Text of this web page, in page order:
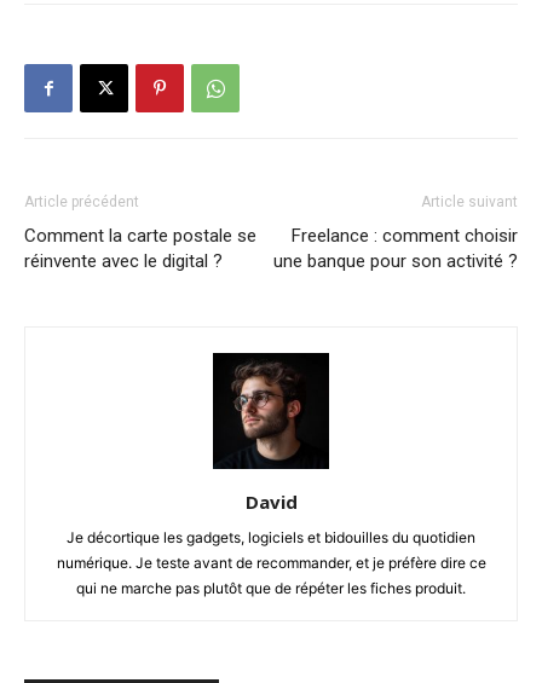
Article précédent
Comment la carte postale se
réinvente avec le digital ?
Article suivant
Freelance : comment choisir
une banque pour son activité ?
David
Je décortique les gadgets, logiciels et bidouilles du quotidien
numérique. Je teste avant de recommander, et je préfère dire ce
qui ne marche pas plutôt que de répéter les fiches produit.